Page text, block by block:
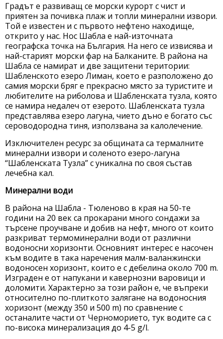
Градът е развиващ се морски курорт с чист и
приятен за почивка плаж и топли минерални извори.
Той е известен и с първото нефтено находище,
открито у нас. Нос Шабла е най-източната
географска точка на България. На него се извисява и
най-старият морски фар на Балканите. В района на
Шабла се намират и две защитени територии:
Шабленското езеро Лиман, което е разположено до
самия морски бряг е прекрасно място за туристите и
любителите на риболова и Шабленската тузла, която
се намира недалеч от езерото. Шабленската тузла
представлява езеро лагуна, чието дъно е богато със
сероводородна тиня, използвана за калолечение.
Изключителен ресурс за общината са термалните
минерални извори и соленото езеро-лагуна
“Шабленската Тузла” с уникална по своя състав
лечебна кал.
Минерални води
В района на Шабла - Тюленово в края на 50-те
години на 20 век са прокарани много сондажи за
търсене проучване и добив на нефт, много от които
разкриват термоминерални води от различни
водоносни хоризонти. Основният интерес е насочен
към водите в така наречения малм-валанжински
водоносен хоризонт, които е с дебелина около 700 m.
Изграден е от напукани и кавернозни варовици и
доломити. Характерно за този район е, че въпреки
относително по-плиткото залягане на водоносния
хоризонт (между 350 и 500 m) по сравнение с
останалите части от Черноморието, тук водите са с
по-висока минерализация до 4-5 g/l.